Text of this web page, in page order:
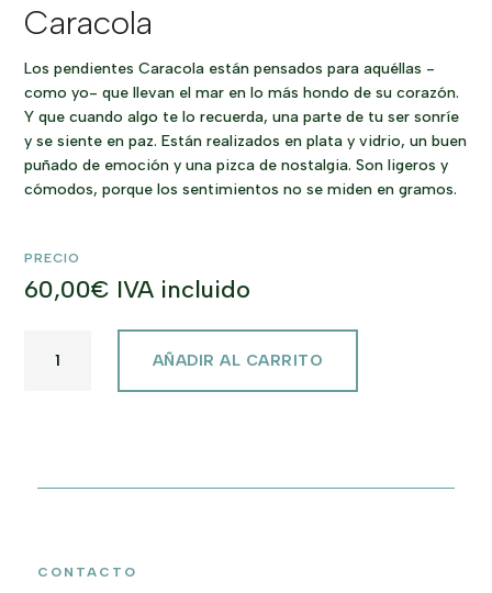
Caracola
Los pendientes Caracola están pensados para aquéllas -
como yo- que llevan el mar en lo más hondo de su corazón.
Y que cuando algo te lo recuerda, una parte de tu ser sonríe
y se siente en paz. Están realizados en plata y vidrio, un buen
puñado de emoción y una pizca de nostalgia. Son ligeros y
cómodos, porque los sentimientos no se miden en gramos.
PRECIO
60,00€ IVA incluido
CANTIDAD
AÑADIR AL CARRITO
CONTACTO